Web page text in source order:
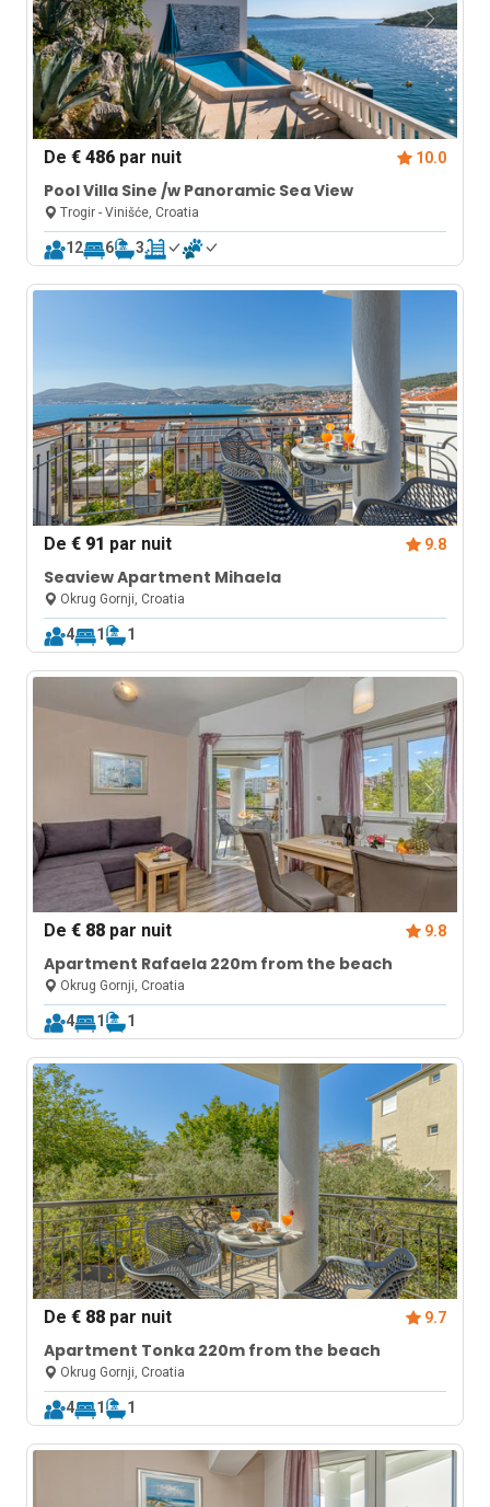
De€ 486 par nuit 10.0
Pool Villa Sine /w Panoramic Sea View
Trogir - Vinišće, Croatia
12 6 3
De€ 91 par nuit 9.8
Seaview Apartment Mihaela
Okrug Gornji, Croatia
4 1 1
De€ 88 par nuit 9.8
Apartment Rafaela 220m from the beach
Okrug Gornji, Croatia
4 1 1
De€ 88 par nuit 9.7
Apartment Tonka 220m from the beach
Okrug Gornji, Croatia
4 1 1